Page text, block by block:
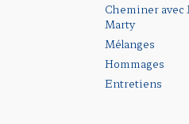
Cheminer avec
Marty
Mélanges
Hommages
Entretiens